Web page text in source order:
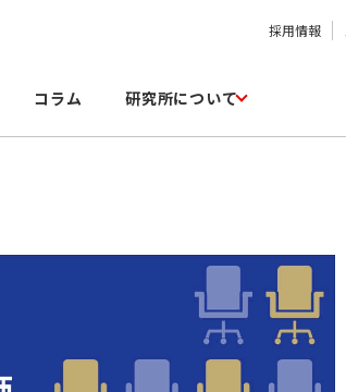
採用情報
コラム 研究所について